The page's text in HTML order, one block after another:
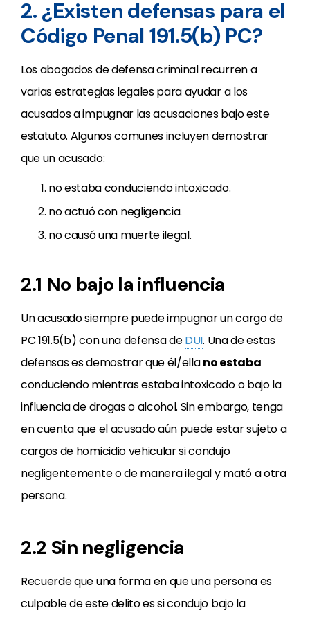
2. ¿Existen defensas para el
Código Penal 191.5(b) PC?
Los abogados de defensa criminal recurren a
varias estrategias legales para ayudar a los
acusados a impugnar las acusaciones bajo este
estatuto. Algunos comunes incluyen demostrar
que un acusado:
no estaba conduciendo intoxicado.
no actuó con negligencia.
no causó una muerte ilegal.
2.1 No bajo la influencia
Un acusado siempre puede impugnar un cargo de
PC 191.5(b) con una defensa deDUI. Una de estas
defensas es demostrar que él/ellano estaba
conduciendo mientras estaba intoxicado o bajo la
influencia de drogas o alcohol. Sin embargo, tenga
en cuenta que el acusado aún puede estar sujeto a
cargos de homicidio vehicular si condujo
negligentemente o de manera ilegal y mató a otra
persona.
2.2 Sin negligencia
Recuerde que una forma en que una persona es
culpable de este delito es si condujo bajo la